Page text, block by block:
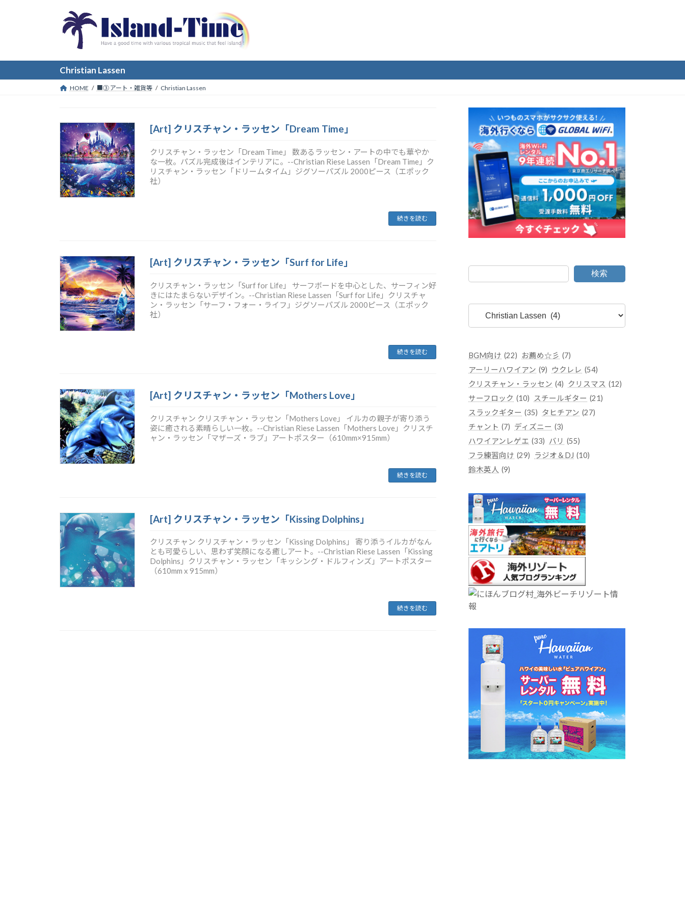
ス
ン
Christian Lassen
HOME ■③ アート・雑貨等 Christian Lassen
[Art] クリスチャン・ラッセン「Dream Time」
クリスチャン・ラッセン「Dream Time」 数あるラッセン・アートの中でも華やか
な一枚。パズル完成後はインテリアに。--Christian Riese Lassen「Dream Time」ク
リスチャン・ラッセン「ドリームタイム」ジグソーパズル 2000ピース（エポック
社）
続きを読む
[Art] クリスチャン・ラッセン「Surf for Life」
クリスチャン・ラッセン「Surf for Life」 サーフボードを中心とした、サーフィン好
きにはたまらないデザイン。--Christian Riese Lassen「Surf for Life」クリスチャ
ン・ラッセン「サーフ・フォー・ライフ」ジグソーパズル 2000ピース（エポック
社）
続きを読む
[Art] クリスチャン・ラッセン「Mothers Love」
クリスチャン クリスチャン・ラッセン「Mothers Love」 イルカの親子が寄り添う
姿に癒される素晴らしい一枚。--Christian Riese Lassen「Mothers Love」クリスチ
ャン・ラッセン「マザーズ・ラブ」アートポスター（610mm×915mm）
続きを読む
[Art] クリスチャン・ラッセン「Kissing Dolphins」
クリスチャン クリスチャン・ラッセン「Kissing Dolphins」 寄り添うイルカがなん
とも可愛らしい、思わず笑顔になる癒しアート。--Christian Riese Lassen「Kissing
Dolphins」クリスチャン・ラッセン「キッシング・ドルフィンズ」アートポスター
（610mm x 915mm）
続きを読む
検索
カ
ゴ
BGM向け (22) お薦め☆彡 (7)
アーリーハワイアン (9) ウクレレ (54)
クリスチャン・ラッセン (4) クリスマス (12)
サーフロック (10) スチールギター (21)
スラックギター (35) タヒチアン (27)
チャント (7) ディズニー (3)
ハワイアンレゲエ (33) バリ (55)
フラ練習向け (29) ラジオ＆DJ (10)
鈴木英人 (9)